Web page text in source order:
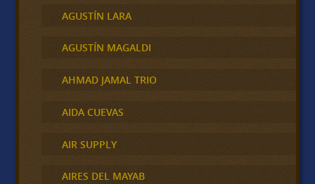
AGUSTÍN LARA
AGUSTÍN MAGALDI
AHMAD JAMAL TRIO
AIDA CUEVAS
AIR SUPPLY
AIRES DEL MAYAB